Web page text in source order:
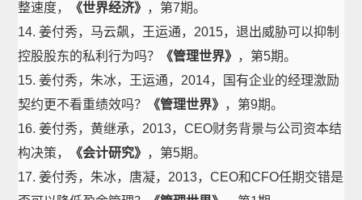
整速度，
《世界经济》 ，第7期。
14. 姜付秀，马云飙，王运通，2015，退出威胁可以抑制
控股股东的私利行为吗？
《管理世界》 ，第5期。
15. 姜付秀，朱冰，王运通，2014，国有企业的经理激励
契约更不看重绩效吗？
《管理世界》 ，第9期。
16. 姜付秀，黄继承，2013，CEO财务背景与公司资本结
构决策，
《会计研究》 ，第5期。
17. 姜付秀，朱冰，唐凝，2013，CEO和CFO任期交错是